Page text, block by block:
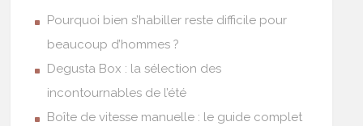
Pourquoi bien s’habiller reste difficile pour
beaucoup d’hommes ?
Degusta Box : la sélection des
incontournables de l’été
Boîte de vitesse manuelle : le guide complet